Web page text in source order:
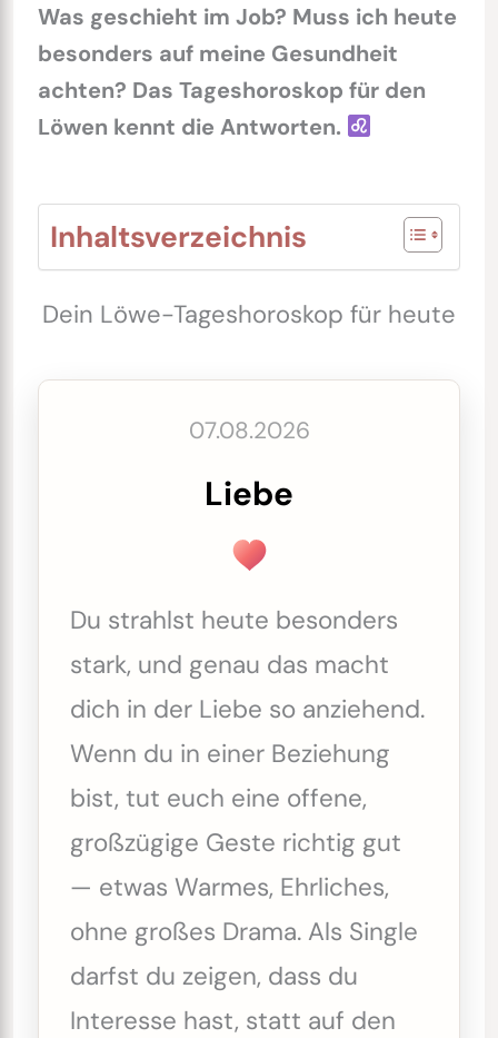
Was geschieht im Job? Muss ich heute
besonders auf meine Gesundheit
achten? Das Tageshoroskop für den
Löwen kennt die Antworten.
Inhaltsverzeichnis
Dein Löwe-Tageshoroskop für heute
07.08.2026
Liebe
Du strahlst heute besonders
stark, und genau das macht
dich in der Liebe so anziehend.
Wenn du in einer Beziehung
bist, tut euch eine offene,
großzügige Geste richtig gut
— etwas Warmes, Ehrliches,
ohne großes Drama. Als Single
darfst du zeigen, dass du
Interesse hast, statt auf den